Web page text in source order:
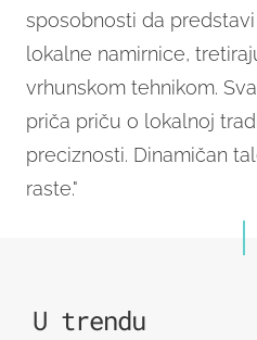
sposobnosti da
lokalne namirnice,
vrhunskom tehnikom.
priča priču o lokalnoj
preciznosti. Dinamičan
raste."
U trendu